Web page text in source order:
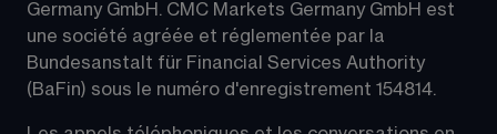
Germany GmbH. CMC Markets Germany GmbH est
une société agréée et réglementée par la
Bundesanstalt für Financial Services Authority
(BaFin) sous le numéro d'enregistrement 154814.